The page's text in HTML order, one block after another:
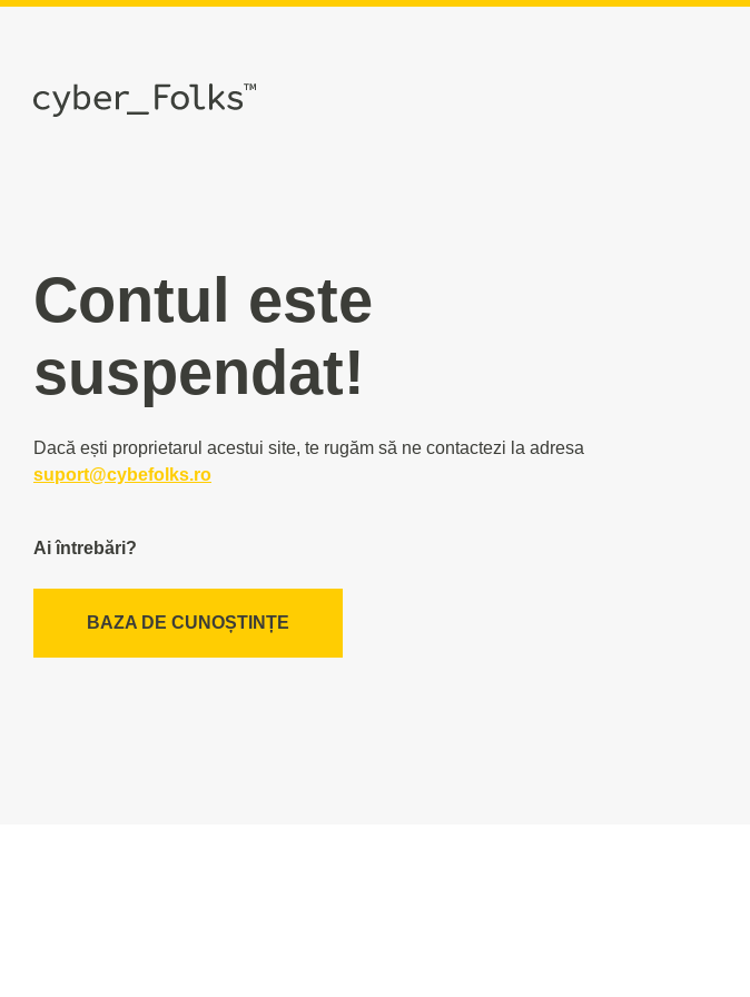
Contul este
suspendat!
Dacă ești proprietarul acestui site, te rugăm să ne contactezi la adresa
suport@cybefolks.ro
Ai întrebări?
BAZA DE CUNOȘTINȚE